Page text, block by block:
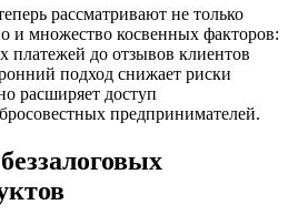
рассматривают не только
и множество косвенных факторов:
платежей до отзывов клиентов
подход снижает риски
расширяет доступ
предпринимателей.